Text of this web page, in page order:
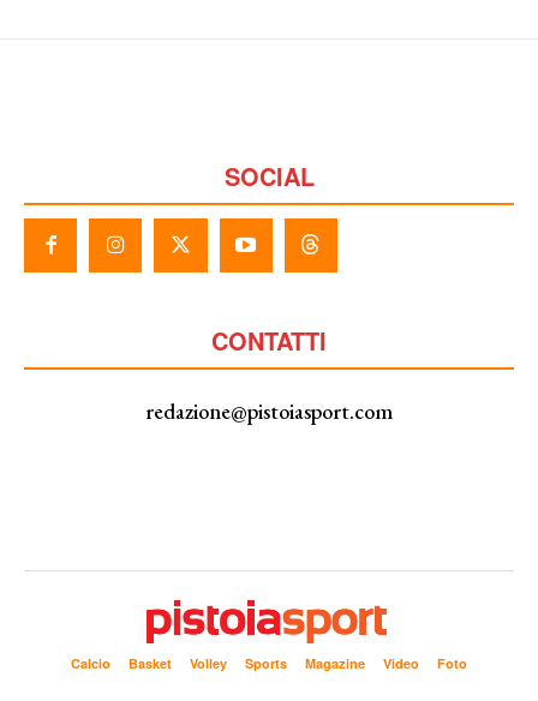
SOCIAL
CONTATTI
redazione@pistoiasport.com
Calcio Basket Volley Sports Magazine Video Foto